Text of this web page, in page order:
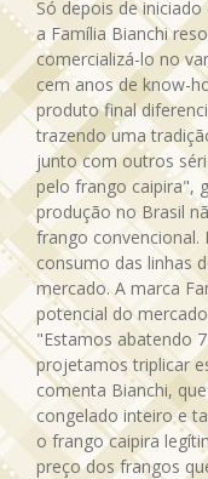
Só depois de
a Família Bianchi
comercializá-lo no
cem anos de know-
produto final
trazendo uma
junto com outros
pelo frango caipira",
produção no Brasil
frango convencional.
consumo das linhas
mercado. A marca
potencial do
"Estamos abatendo
projetamos triplicar
comenta Bianchi,
congelado inteiro e
o frango caipira
preço dos frangos